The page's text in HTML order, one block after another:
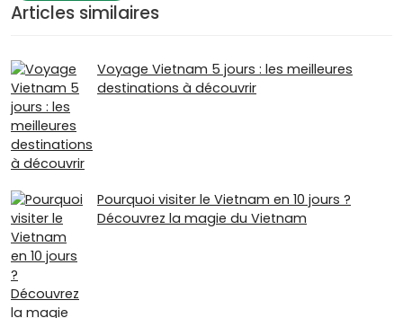
Articles similaires
Voyage Vietnam 5 jours : les meilleures
destinations à découvrir
Pourquoi visiter le Vietnam en 10 jours ?
Découvrez la magie du Vietnam